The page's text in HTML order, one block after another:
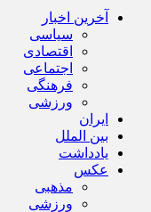
آخرین اخبار
سیاسی
اقتصادی
اجتماعی
فرهنگی
ورزشی
ایران
بین الملل
یادداشت
عکس
مذهبی
ورزشی